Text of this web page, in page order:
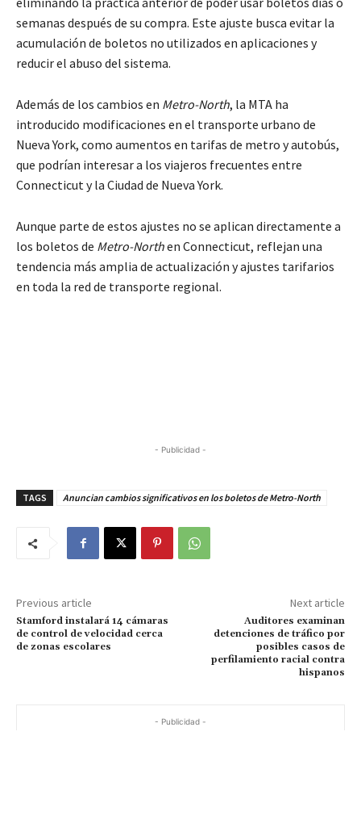
semanas después de su compra. Este ajuste busca evitar la
acumulación de boletos no utilizados en aplicaciones y
reducir el abuso del sistema.
Además de los cambios en Metro-North, la MTA ha
introducido modificaciones en el transporte urbano de
Nueva York, como aumentos en tarifas de metro y autobús,
que podrían interesar a los viajeros frecuentes entre
Connecticut y la Ciudad de Nueva York.
Aunque parte de estos ajustes no se aplican directamente a
los boletos de Metro-Northen Connecticut, reflejan una
tendencia más amplia de actualización y ajustes tarifarios
en toda la red de transporte regional.
- Publicidad -
TAGS Anuncian cambios significativos en los boletos de Metro-North
Previous article
Stamford instalará 14 cámaras
de control de velocidad cerca
de zonas escolares
Next article
Auditores examinan
detenciones de tráfico por
posibles casos de
perfilamiento racial contra
hispanos
- Publicidad -